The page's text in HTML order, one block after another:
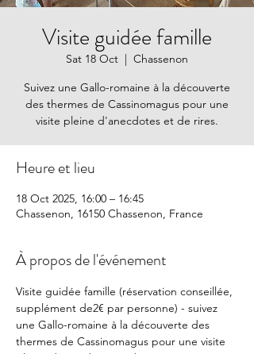
Visite guidée famille
Sat 18 Oct
  |
Chassenon
Suivez une Gallo-romaine à la découverte
des thermes de Cassinomagus pour une
visite pleine d'anecdotes et de rires.
Heure et lieu
18 Oct 2025, 16:00 – 16:45
Chassenon, 16150 Chassenon, France
À propos de l'événement
Visite guidée famille (réservation conseillée,
supplément de2€ par personne) - suivez
une Gallo-romaine à la découverte des
thermes de Cassinomagus pour une visite